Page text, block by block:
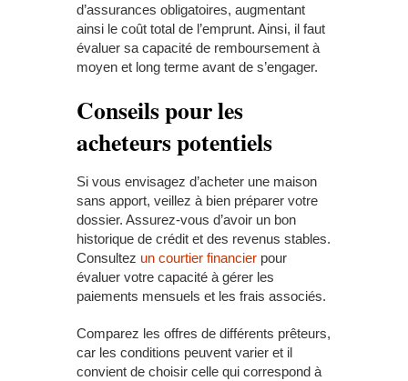
d’assurances obligatoires, augmentant
ainsi le coût total de l’emprunt. Ainsi, il faut
évaluer sa capacité de remboursement à
moyen et long terme avant de s’engager.
Conseils pour les
acheteurs potentiels
Si vous envisagez d’acheter une maison
sans apport, veillez à bien préparer votre
dossier. Assurez-vous d’avoir un bon
historique de crédit et des revenus stables.
Consultez un courtier financier pour
évaluer votre capacité à gérer les
paiements mensuels et les frais associés.
Comparez les offres de différents prêteurs,
car les conditions peuvent varier et il
convient de choisir celle qui correspond à